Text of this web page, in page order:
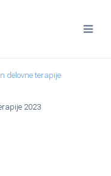
delovne terapije
2023